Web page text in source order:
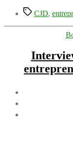
Étiquettes
CJD,